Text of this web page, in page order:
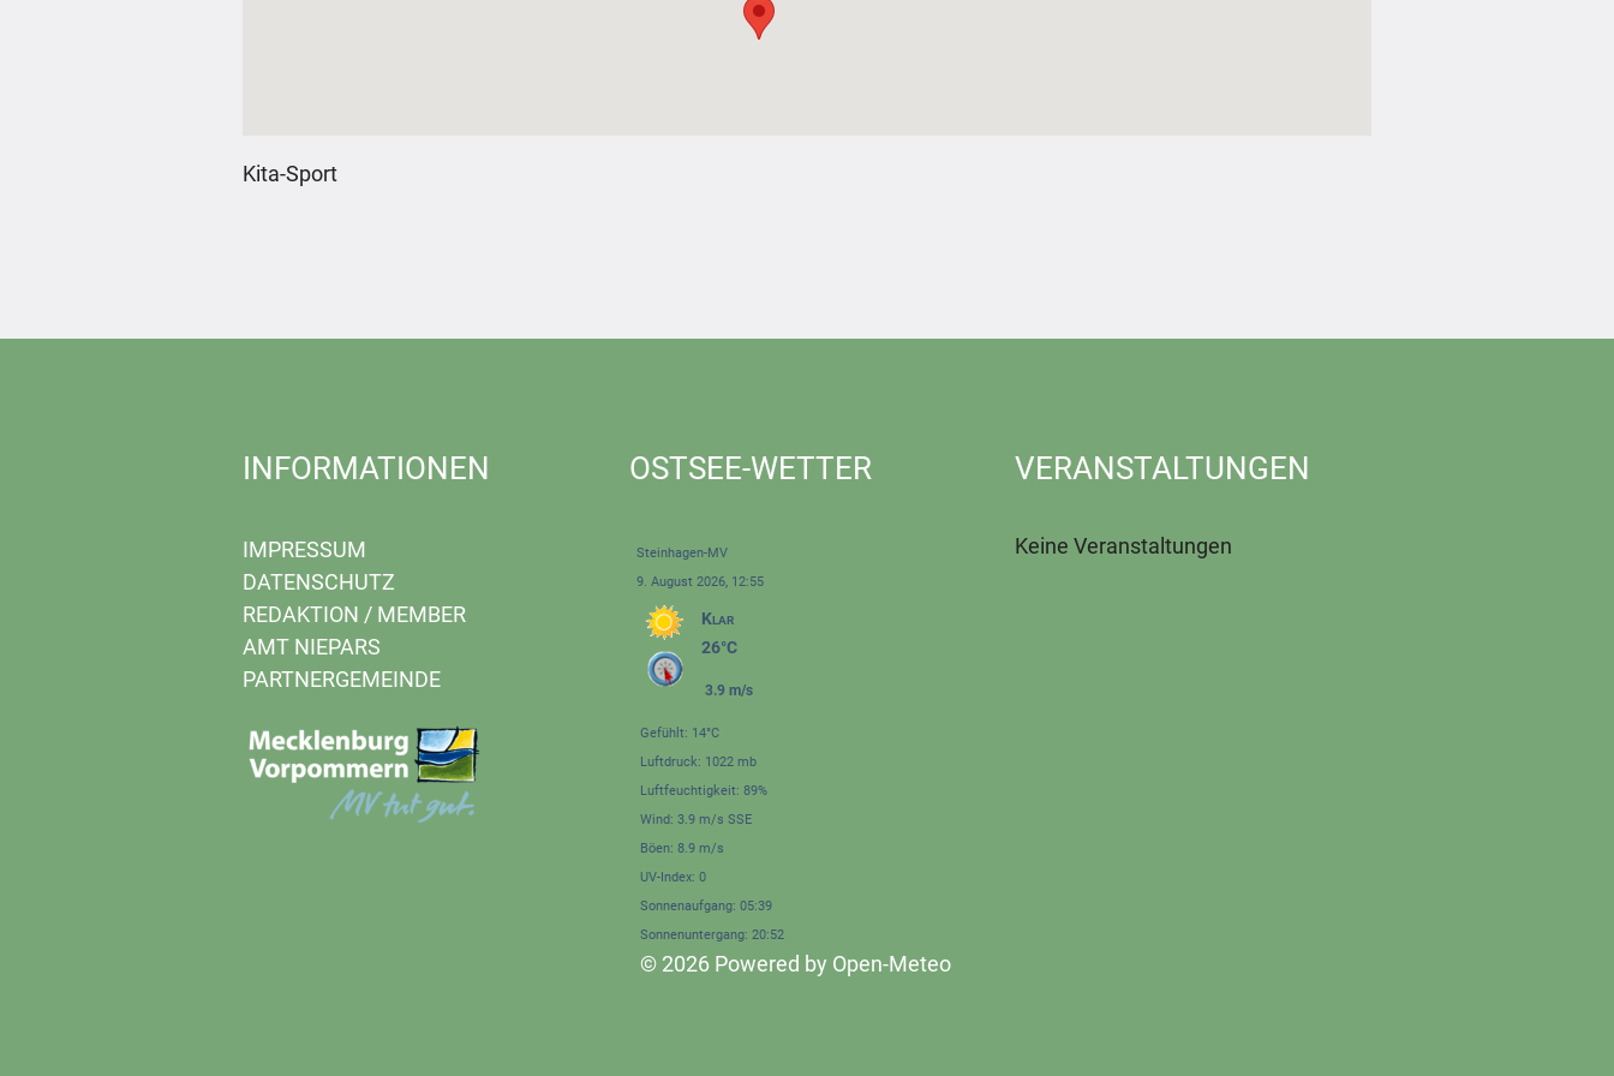
Kita-Sport
INFORMATIONEN
IMPRESSUM
DATENSCHUTZ
REDAKTION / MEMBER
AMT NIEPARS
PARTNERGEMEINDE
OSTSEE-WETTER
Steinhagen-MV
9. August 2026, 12:55
Klar
26°C
3.9 m/s
Gefühlt: 14°C
Luftdruck: 1022 mb
Luftfeuchtigkeit: 89%
Wind: 3.9 m/s SSE
Böen: 8.9 m/s
UV-Index: 0
Sonnenaufgang: 05:39
Sonnenuntergang: 20:52
© 2026 Powered by Open-Meteo
VERANSTALTUNGEN
Keine Veranstaltungen